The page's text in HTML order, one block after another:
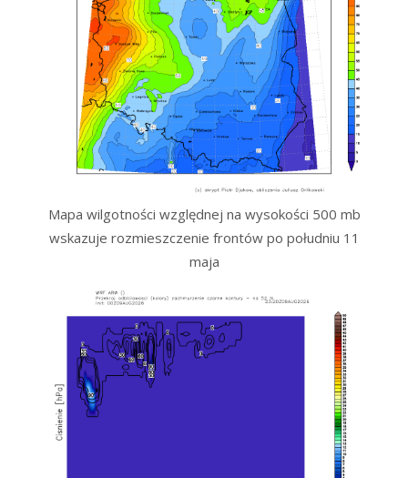
Mapa wilgotności względnej na wysokości 500 mb
wskazuje rozmieszczenie frontów po południu 11
maja